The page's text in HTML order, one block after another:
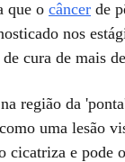
que o câncer de
nos
cura de mais
região da
uma lesão
cicatriza e pode